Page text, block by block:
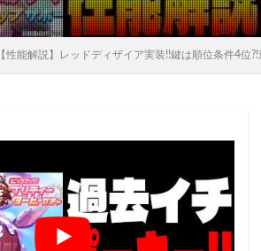
【性能解説】レッドディザイア実装!!鍵は順位条件4